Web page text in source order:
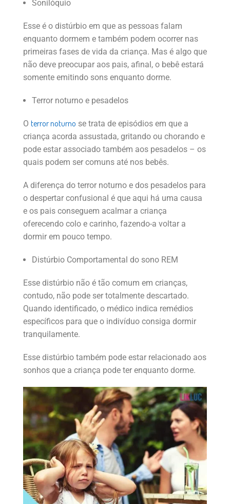
Sonilóquio
Esse é o distúrbio em que as pessoas falam
enquanto dormem e também podem ocorrer nas
primeiras fases de vida da criança. Mas é algo que
não deve preocupar aos pais, afinal, o bebê estará
somente emitindo sons enquanto dorme.
Terror noturno e pesadelos
O terror noturno se trata de episódios em que a
criança acorda assustada, gritando ou chorando e
pode estar associado também aos pesadelos – os
quais podem ser comuns até nos bebês.
A diferença do terror noturno e dos pesadelos para
o despertar confusional é que aqui há uma causa
e os pais conseguem acalmar a criança
oferecendo colo e carinho, fazendo-a voltar a
dormir em pouco tempo.
Distúrbio Comportamental do sono REM
Esse distúrbio não é tão comum em crianças,
contudo, não pode ser totalmente descartado.
Quando identificado, o médico indica remédios
específicos para que o indivíduo consiga dormir
tranquilamente.
Esse distúrbio também pode estar relacionado aos
sonhos que a criança pode ter enquanto dorme.